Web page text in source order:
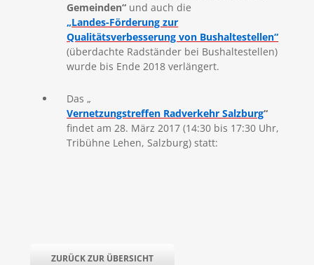
Gemeinden“ und auch die
„Landes-Förderung zur
Qualitätsverbesserung von Bushaltestellen“
(überdachte Radständer bei Bushaltestellen)
wurde bis Ende 2018 verlängert.
Das „
Vernetzungstreffen Radverkehr Salzburg“
findet am 28. März 2017 (14:30 bis 17:30 Uhr,
Tribühne Lehen, Salzburg) statt:
ZURÜCK ZUR ÜBERSICHT